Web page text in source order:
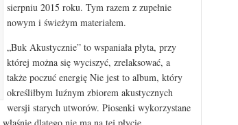
sierpniu 2015 roku. Tym razem z zupełnie
nowym i świeżym materiałem.
„Buk Akustycznie” to wspaniała płyta, przy
której można się wyciszyć, zrelaksować, a
także poczuć energię Nie jest to album, który
określiłbym luźnym zbiorem akustycznych
wersji starych utworów. Piosenki wykorzystane